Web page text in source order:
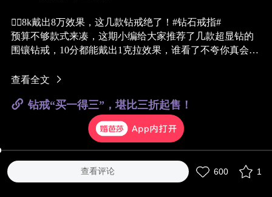
❤️‍🔥8k戴出8万效果，这几款钻戒绝了！#钻石戒指#
预算不够款式来凑，这期小编给大家推荐了几款超显钻的
围镶钻戒，10分都能戴出1克拉效果，谁看了不夸你真会
包含经典款、爱心款、烟花款......颜值超高，看完一定能get
内还有钻戒、对戒、三金五金首饰哟，想买婚嫁首饰就进
梵誓ONESWEAR@曼卡龙 @
查看全文
钻戒“买一得三”，堪比三折起售！
查看评论 600 1